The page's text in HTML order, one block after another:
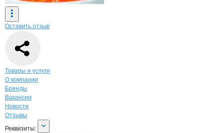
Оставить отзыв
Навигация по странице
Товары и услуги
О компании
Бренды
Вакансии
Новости
Отзывы
О компании
Реквизиты
Реквизиты: